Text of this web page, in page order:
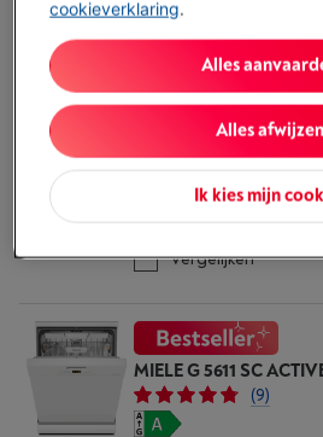
Type: Standaard
Capaciteit: 14
Beschikbaar-Bekijk
€ 699,00
Vergelijken
MIELE G 5611 SC
(9)
cookieverklaring.
Ik kies mijn
Alles afwijzen
Alles